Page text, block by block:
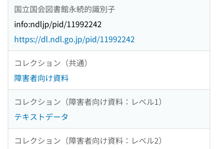
国立国会図書館永続的識別子
info:ndljp/pid/11992242
https://dl.ndl.go.jp/pid/11992242
コレクション（共通）
障害者向け資料
コレクション（障害者向け資料：レベル1）
テキストデータ
コレクション（障害者向け資料：レベル2）